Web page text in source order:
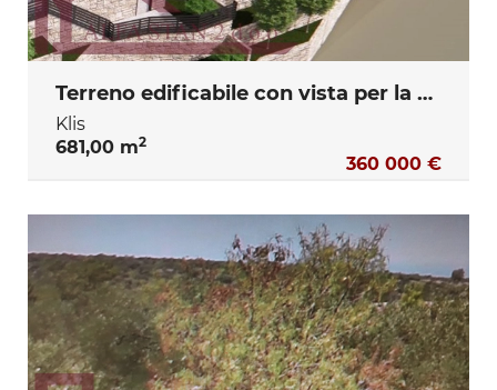
Terreno edificabile con vista per la costruzione di una villa con piscina, Klis, 375.000 €
Klis
681,00 m2
360 000 €